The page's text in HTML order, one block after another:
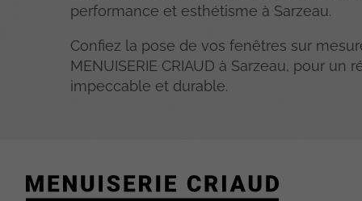
performance et esthétisme à Sarzeau.
Confiez la pose de vos fenêtres sur
MENUISERIE CRIAUD à Sarzeau, pour un
impeccable et durable.